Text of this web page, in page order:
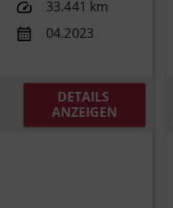
33.441 km
04.2023
DETAILS
ANZEIGEN